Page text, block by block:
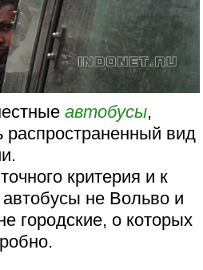
автобусы,
распространенный вид
критерия и к
автобусы не Вольво и
городские, о которых